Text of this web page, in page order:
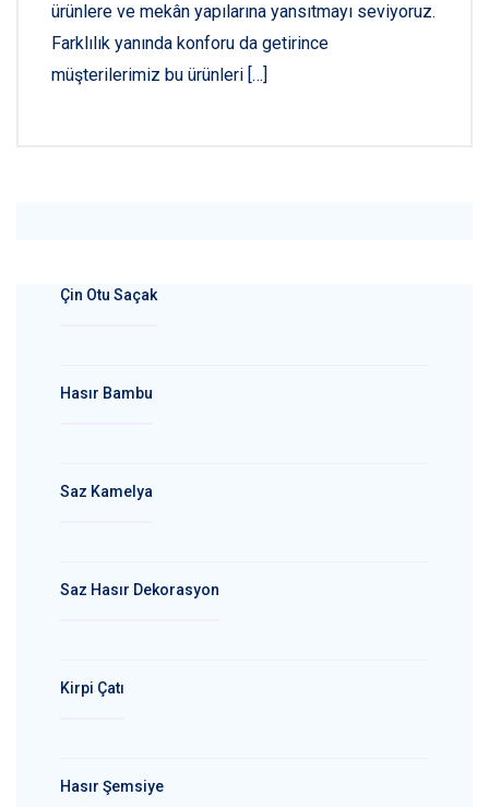
ürünlere ve mekân yapılarına yansıtmayı seviyoruz.
Farklılık yanında konforu da getirince
müşterilerimiz bu ürünleri […]
Çin Otu Saçak
Hasır Bambu
Saz Kamelya
Saz Hasır Dekorasyon
Kirpi Çatı
Hasır Şemsiye